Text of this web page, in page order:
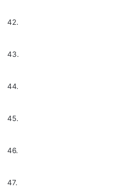
42.
43.
44.
45.
46.
47.